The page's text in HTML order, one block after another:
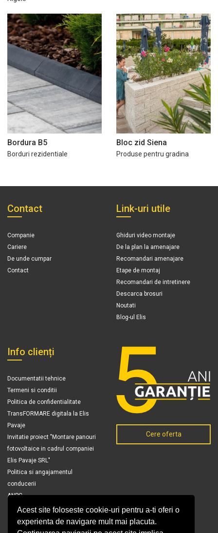
Acest site foloseste cookie-uri pentru a-ti oferi o
experienta de navigare mult mai placuta.
Bordura B5
Borduri rezidentiale
Bloc zid Siena
Produse pentru gradina
Contact
Companie
Cariere
De unde cumpar
Contact
Link-uri utile
Ghiduri video montaje
De la plan la amenajare
Recomandari amenajare
Etape de montaj
Recomandari de intretinere
Descarca brosuri
Noutati
Blog-ul Elis
Info clienți
Documentatii tehnice
Termeni si conditii
Politica de confidentialitate
TransFORMARE digitala la Elis
Pavaje
Invitatie proiect "Montare panouri
fotovoltaice in cadrul companiei
Elis Pavaje SRL"
Politica si angajamentul
conducerii
ANPC
Cere oferta